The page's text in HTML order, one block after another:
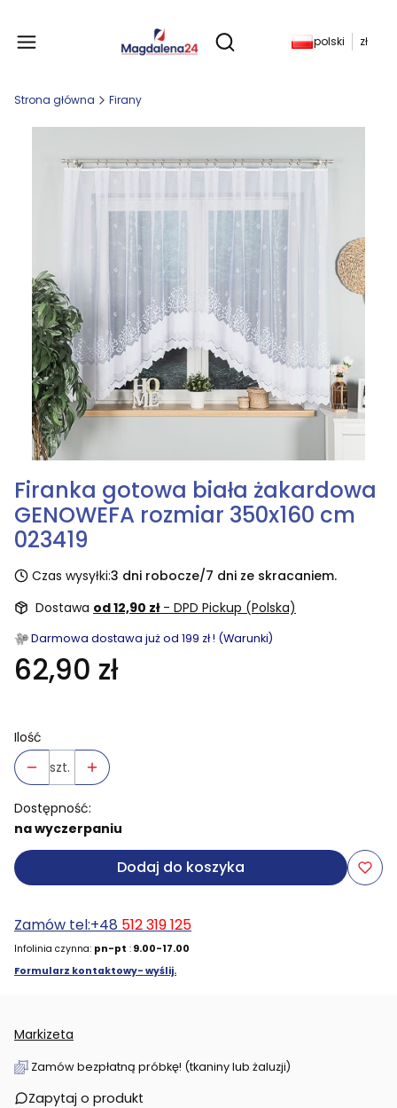
Otwórz wyszukiwarkę
Produkty w
polski zł
Strona główna Firany
Firanka gotowa biała żakardowa
GENOWEFA rozmiar 350x160 cm
023419
Czas wysyłki:3 dni robocze/7 dni ze skracaniem.
Dostawa od 12,90 zł - DPD Pickup (Polska)
Darmowa dostawa już od 199 zł ! (Warunki)
62,90 zł
Ilość
szt.
Dostępność:
na wyczerpaniu
Dodaj do koszyka
Zamów tel:+48 512 319 125
Infolinia czynna: pn-pt : 9.00-17.00
Formularz kontaktowy- wyślij.
Markizeta
Zamów bezpłatną próbkę! (tkaniny lub żaluzji)
Zapytaj o produkt